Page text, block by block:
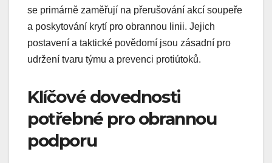
se primárně zaměřují na přerušování akcí soupeře
a poskytování krytí pro obrannou linii. Jejich
postavení a taktické povědomí jsou zásadní pro
udržení tvaru týmu a prevenci protiútoků.
Klíčové dovednosti
potřebné pro obrannou
podporu